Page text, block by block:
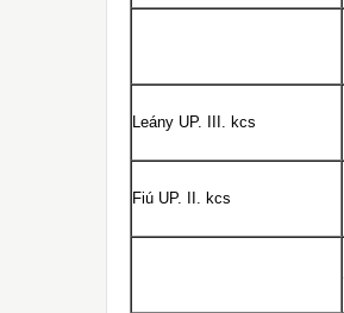
Leány UP. III. kcs
Fiú UP. II. kcs